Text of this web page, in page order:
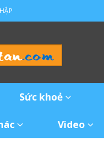
Sức khoẻ
Video